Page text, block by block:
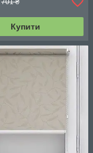
701 ₴
Купити